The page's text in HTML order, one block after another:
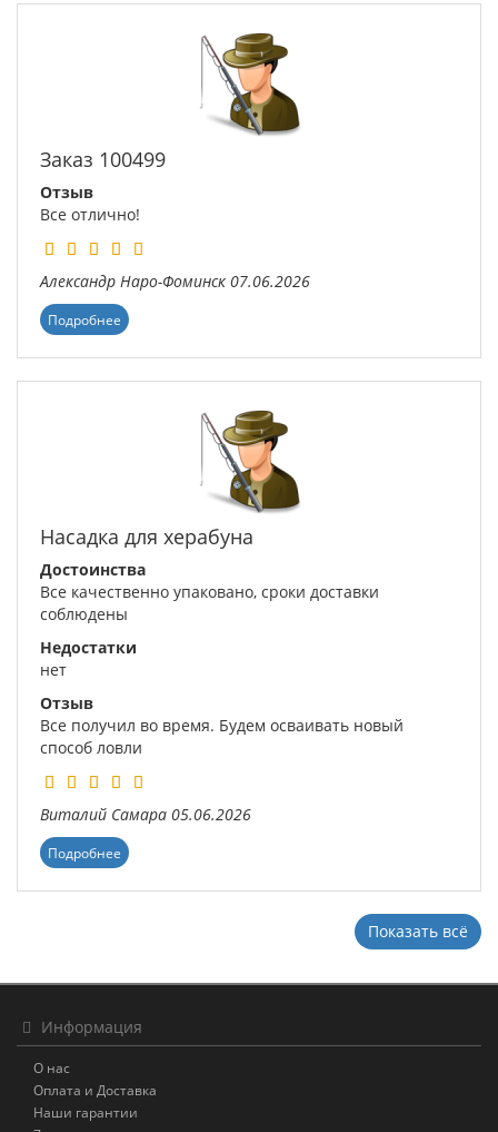
Заказ 100499
Отзыв
Все отлично!
Александр Наро-Фоминск 07.06.2026
Подробнее
Насадка для херабуна
Достоинства
Все качественно упаковано, сроки доставки
соблюдены
Недостатки
нет
Отзыв
Все получил во время. Будем осваивать новый
способ ловли
Виталий Самара 05.06.2026
Подробнее
Показать всё
Информация
О нас
Оплата и Доставка
Наши гарантии